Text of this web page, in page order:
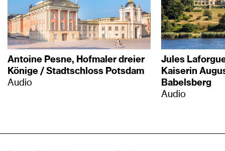
Antoine Pesne, Hofmaler dreier
Könige / Stadtschloss Potsdam
Audio
Jules
Kaiserin
Babelsberg
Audio